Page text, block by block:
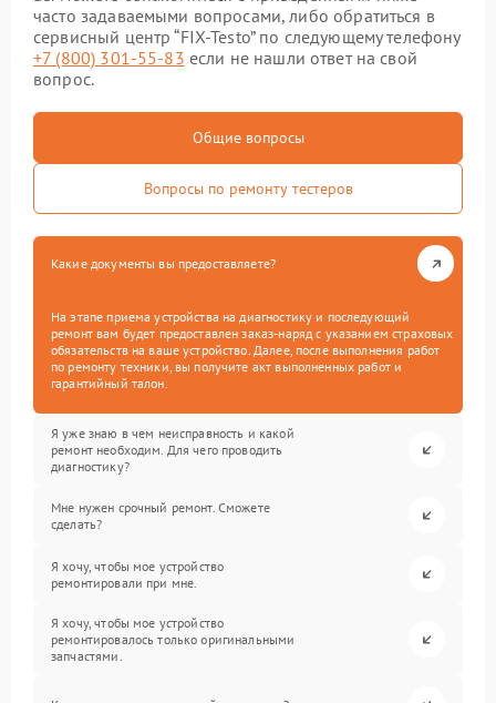
часто задаваемыми вопросами, либо обратиться в
сервисный центр “FIX-Testo” по следующему телефону
+7 (800) 301-55-83 если не нашли ответ на свой
вопрос.
Общие вопросы
Вопросы по ремонту тестеров
Какие документы вы предоставляете?
На этапе приема устройства на диагностику и последующий
ремонт вам будет предоставлен заказ-наряд с указанием страховых
обязательств на ваше устройство. Далее, после выполнения работ
по ремонту техники, вы получите акт выполненных работ и
гарантийный талон.
Я уже знаю в чем неисправность и какой
ремонт необходим. Для чего проводить
диагностику?
Мне нужен срочный ремонт. Сможете
сделать?
Я хочу, чтобы мое устройство
ремонтировали при мне.
Я хочу, чтобы мое устройство
ремонтировалось только оригинальными
запчастями.